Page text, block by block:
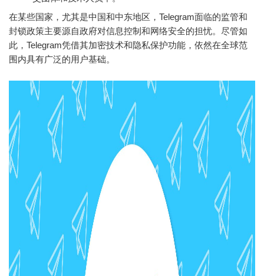
在某些国家，尤其是中国和中东地区，Telegram面临的监管和
封锁政策主要源自政府对信息控制和网络安全的担忧。尽管如
此，Telegram凭借其加密技术和隐私保护功能，依然在全球范
围内具有广泛的用户基础。